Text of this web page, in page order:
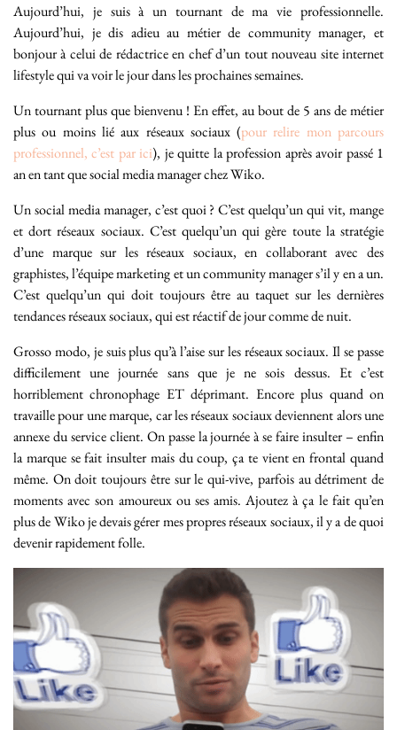
Aujourd’hui, je suis à un tournant de ma vie professionnelle.
Aujourd’hui, je dis adieu au métier de community manager, et
bonjour à celui de rédactrice en chef d’un tout nouveau site internet
lifestyle qui va voir le jour dans les prochaines semaines.
Un tournant plus que bienvenu ! En effet, au bout de 5 ans de métier
plus ou moins lié aux réseaux sociaux (pour relire mon parcours
professionnel, c’est par ici), je quitte la profession après avoir passé 1
an en tant que social media manager chez Wiko.
Un social media manager, c’est quoi ? C’est quelqu’un qui vit, mange
et dort réseaux sociaux. C’est quelqu’un qui gère toute la stratégie
d’une marque sur les réseaux sociaux, en collaborant avec des
graphistes, l’équipe marketing et un community manager s’il y en a un.
C’est quelqu’un qui doit toujours être au taquet sur les dernières
tendances réseaux sociaux, qui est réactif de jour comme de nuit.
Grosso modo, je suis plus qu’à l’aise sur les réseaux sociaux. Il se passe
difficilement une journée sans que je ne sois dessus. Et c’est
horriblement chronophage ET déprimant. Encore plus quand on
travaille pour une marque, car les réseaux sociaux deviennent alors une
annexe du service client. On passe la journée à se faire insulter – enfin
la marque se fait insulter mais du coup, ça te vient en frontal quand
même. On doit toujours être sur le qui-vive, parfois au détriment de
moments avec son amoureux ou ses amis. Ajoutez à ça le fait qu’en
plus de Wiko je devais gérer mes propres réseaux sociaux, il y a de quoi
devenir rapidement folle.